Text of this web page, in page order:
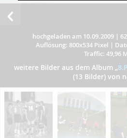
hochgeladen am 10.09.2009 |
Auflösung: 800x534 Pixel |
Traffic: 49,96
weitere Bilder aus dem Album „
(13 Bilder) von